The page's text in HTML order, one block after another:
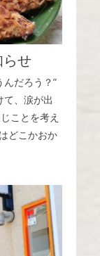
らせ
だろう？”
て、涙が出
ことを考え
どこかおか